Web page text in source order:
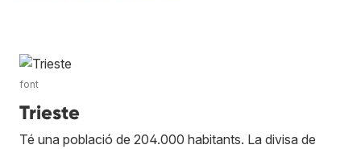
font
Trieste
Té una població de 204.000 habitants. La divisa de